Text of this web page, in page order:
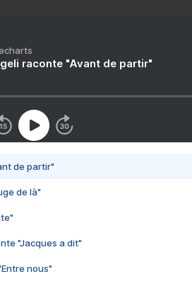
raconte "Avant de partir"
de partir"
de là"
"Jacques a dit"
nous"